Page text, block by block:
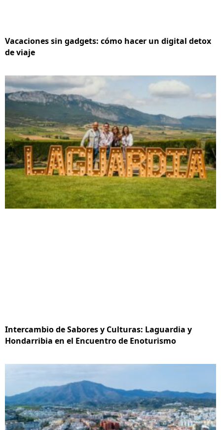
Vacaciones sin gadgets: cómo hacer un digital detox
de viaje
Intercambio de Sabores y Culturas: Laguardia y
Hondarribia en el Encuentro de Enoturismo